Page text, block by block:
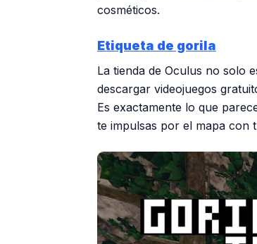
cosméticos.
Etiqueta de gorila
La tienda de Oculus no solo
descargar videojuegos
Es exactamente lo que
te impulsas por el mapa con